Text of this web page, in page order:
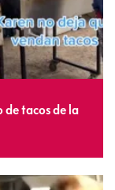
tacos de la